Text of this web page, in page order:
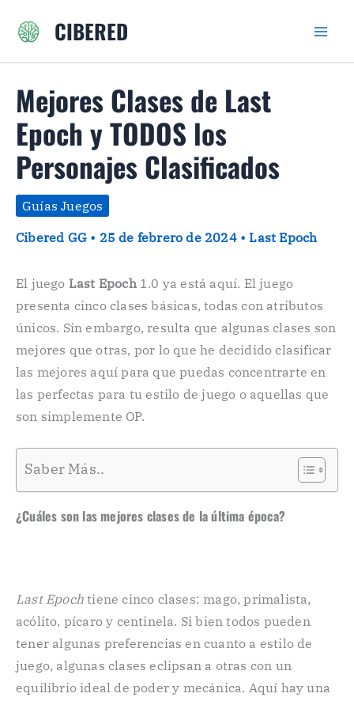
CIBERED
Mejores Clases de Last
Epoch y TODOS los
Personajes Clasificados
Guías Juegos
Cibered GG • 25 de febrero de 2024 •Last Epoch
El juego Last Epoch1.0 ya está aquí. El juego
presenta cinco clases básicas, todas con atributos
únicos. Sin embargo, resulta que algunas clases son
mejores que otras, por lo que he decidido clasificar
las mejores aquí para que puedas concentrarte en
las perfectas para tu estilo de juego o aquellas que
son simplemente OP.
Saber Más..
¿Cuáles son las mejores clases de la última época?
Last Epoch tiene cinco clases: mago, primalista,
acólito, pícaro y centinela. Si bien todos pueden
tener algunas preferencias en cuanto a estilo de
juego, algunas clases eclipsan a otras con un
equilibrio ideal de poder y mecánica. Aquí hay una